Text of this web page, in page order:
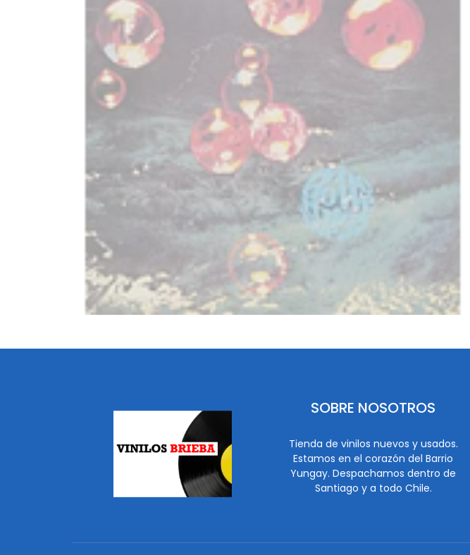
SOBRE NOSOTROS
Tienda de vinilos nuevos y usados.
Estamos en el corazón del Barrio
Yungay. Despachamos dentro de
Santiago y a todo Chile.